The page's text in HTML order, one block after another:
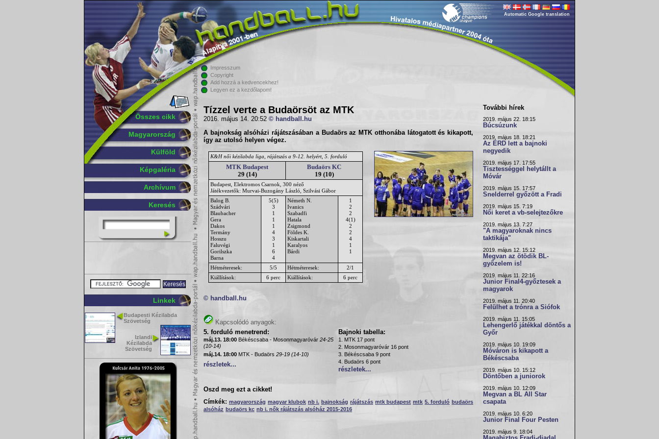
Összes cikk
Magyarország
Külföld
Képgaléria
Archívum
Keresés
Linkek
Budapesti Kézilabda
Szövetség
Izlandi
Kézilabda
Szövetség
Automatic Google translation
Impresszum
Copyright
Add hozzá a kedvencekhez!
Legyen ez a kezdőlapom!
Tízzel verte a Budaörsöt az MTK
2016. május 14. 20:52 © handball.hu
A bajnokságalsóházi rájátszásában a Budaörs az MTK otthonába látogatott és kikapott,
így az utolsó helyen végez.
K&H női kézilabda liga, rájátszás a 9-12. helyért, 5. forduló
MTK Budapest
29 (14)
Budaörs KC
19 (10)
Budapest, Elektromos Csarnok, 300 néző
Játékvezetők: Murvai-Buzogány László, Szilvási Gábor
Balog B.
Szádvári
Blaubacher
Gera
Dakos
Termány
Hosszu
Faluvégi
Gorilszka
Barna
5(5)
3
1
1
1
4
3
1
6
4
Németh N.
Ivanics
Szabadfi
Hatala
Zsigmond
Földes K.
Kiskartali
Karalyos
Bárdi
1
2
2
4(1)
2
2
4
1
1
Hétméteresek: 5/5 Hétméteresek:
2/1
Kiállítások:
6 perc Kiállítások: 6 perc
© handball.hu
Kapcsolódó anyagok:
5. forduló menetrend:
máj.13. 18:00 Békéscsaba - Mosonmagyaróvár 24-25
(10-14)
máj.14. 18:00 MTK - Budaörs 29-19 (14-10)
részletek...
Bajnoki tabella:
1. MTK 17 pont
2. Mosonmagyaróvár 16 pont
3. Békéscsaba 9 pont
4. Budaörs 6 pont
részletek...
Oszd meg ezt a cikket!
Címkék: magyarország magyar klubok nb i. bajnokság rájátszás mtk budapest mtk 5. forduló budaörs
alsóház budaörs kc nb i. nők rájátszás alsóház 2015-2016
További hírek
2019. május 22. 18:15
Búcsúzunk
2019. május 18. 18:21
Az ÉRD lett a bajnoki
negyedik
2019. május 17. 17:55
Tisztességgel helytállt a
Móvár
2019. május 15. 17:57
Snelderrel győzött a Fradi
2019. május 15. 7:19
Női keret a vb-selejtezőkre
2019. május 13. 7:27
"A magyaroknak nincs
taktikája"
2019. május 12. 15:12
Megvan az ötödik BL-
győzelem is!
2019. május 11. 22:16
Junior Final4-győztesek a
magyarok
2019. május 11. 20:40
Felülhet a trónra a Siófok
2019. május 11. 15:05
Lehengerlő játékkal döntős a
Győr
2019. május 10. 19:09
Móváron is kikapott a
Békéscsaba
2019. május 10. 15:12
Döntőben a juniorok
2019. május 10. 12:09
Megvan a BL All Star
csapata
2019. május 10. 6:20
Junior Final Four Pesten
2019. május 9. 18:04